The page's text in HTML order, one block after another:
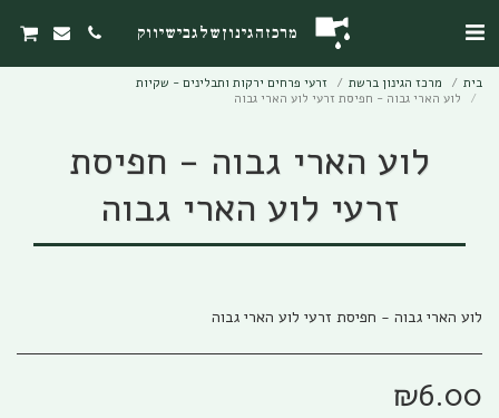
מרכז הגינון של גבי שיווק
בית מרכז הגינון ברשת
זרעי פרחים ירקות ותבלינים - שקיות
לוע הארי גבוה - חפיסת זרעי לוע הארי גבוה
לוע הארי גבוה - חפיסת
זרעי לוע הארי גבוה
לוע הארי גבוה - חפיסת זרעי לוע הארי גבוה
₪6.00